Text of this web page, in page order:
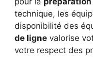
technique, les
disponibilité des
de ligne valorise
votre respect des